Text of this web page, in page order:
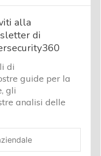
alla
di
di
guide per la
gli
analisi delle